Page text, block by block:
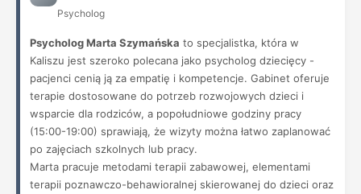
Psycholog
Psycholog Marta Szymańska to specjalistka, która w
Kaliszu jest szeroko polecana jako psycholog dziecięcy -
pacjenci cenią ją za empatię i kompetencje. Gabinet oferuje
terapie dostosowane do potrzeb rozwojowych dzieci i
wsparcie dla rodziców, a popołudniowe godziny pracy
(15:00-19:00) sprawiają, że wizyty można łatwo zaplanować
po zajęciach szkolnych lub pracy.
Marta pracuje metodami terapii zabawowej, elementami
terapii poznawczo-behawioralnej skierowanej do dzieci oraz